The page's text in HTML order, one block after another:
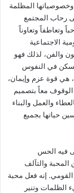
وخصوصياتها المظلمة
رحاب المجتمع
وتعاطفاً وتعاوناً
الاجتماعية
والفن، لذلك فهو
تسكن في النفوس
هي قوة عزم وإيمان،
معاً بتصميم
والعمل والبناء
حياتها بجميع
فيه الحس
المحبة والتآلف
القومي. إنه فعل محبة
الظلمات وتنير